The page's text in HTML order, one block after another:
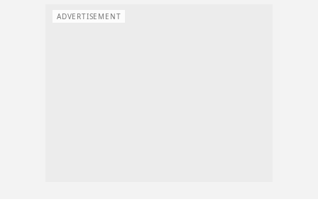
ADVERTISEMENT